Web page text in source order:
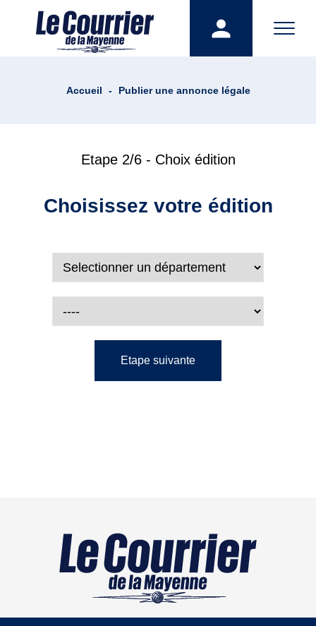
Accueil - Publier une annonce légale
Etape 2/6 - Choix édition
Choisissez votre édition
Etape suivante